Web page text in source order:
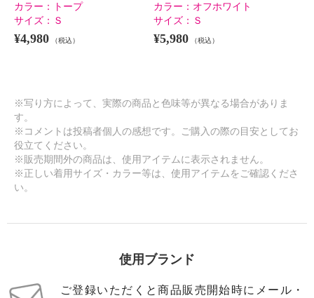
カラー：
トープ
サイズ： Ｓ
¥4,980 （税込）
カラー： オフホワイト
サイズ： Ｓ
¥5,980 （税込）
※写り方によって、実際の商品と色味等が異なる場合がありま
す。
※コメントは投稿者個人の感想です。ご購入の際の目安としてお
役立てください。
※販売期間外の商品は、使用アイテムに表示されません。
※正しい着用サイズ・カラー等は、使用アイテムをご確認くださ
い。
使用ブランド
ご登録いただくと商品販売開始時にメール・